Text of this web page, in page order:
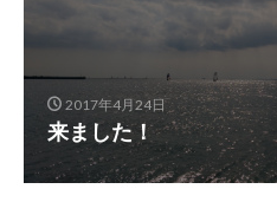
2017年4月24日
来ました！